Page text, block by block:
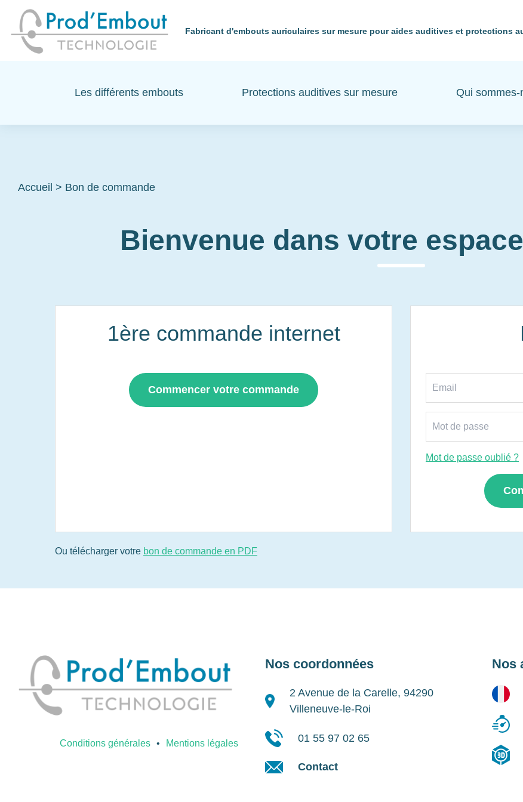
Fabricant d'embouts auriculaires sur mesure pour aides auditives et protections
Les différents embouts Protections auditives sur mesure Qui sommes-
Accueil > Bon de commande
Bienvenue dans votre
1ère commande internet
Commencer votre commande
Mot de passe oublié ?
Ou télécharger votre bon de commande en PDF
Conditions générales Mentions légales
Nos coordonnées
2 Avenue de la Carelle, 94290
Villeneuve-le-Roi
01 55 97 02 65
Contact
Nos